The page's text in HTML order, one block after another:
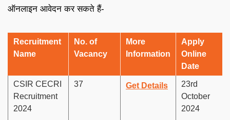
ऑनलाइन आवेदन कर सकते हैं-
Recruitment
Name
No. of
Vacancy
More
Information
Apply
Online
Date
CSIR CECRI
Recruitment
2024
37 Get Details
23rd
October
2024